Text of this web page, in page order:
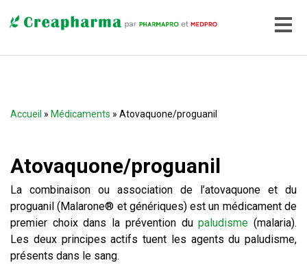
Accueil » Médicaments » Atovaquone/proguanil
Atovaquone/proguanil
La combinaison ou association de l’atovaquone et du
proguanil (Malarone® et génériques) est un médicament de
premier choix dans la prévention dupaludisme (malaria).
Les deux principes actifs tuent les agents du paludisme,
présents dans le sang.